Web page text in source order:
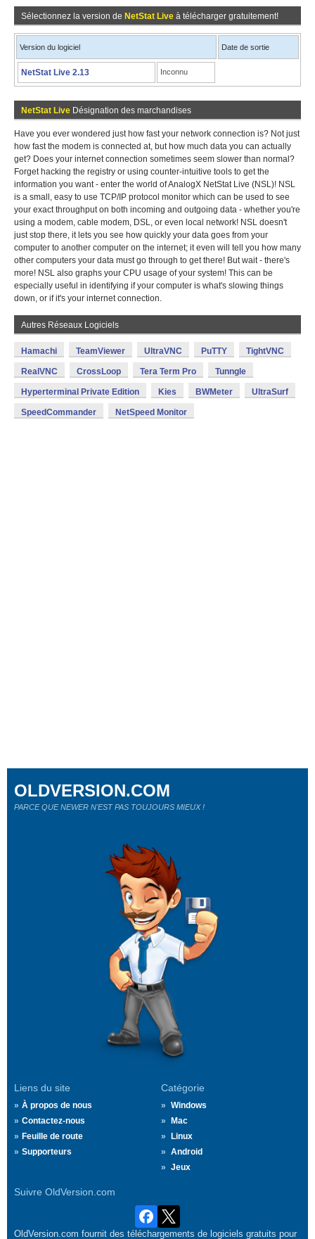
Sélectionnez la version de NetStat Live à télécharger gratuitement!
Version du logiciel Date de sortie
NetStat Live 2.13 Inconnu
NetStat Live Désignation des marchandises
Have you ever wondered just how fast your network connection is? Not just
how fast the modem is connected at, but how much data you can actually
get? Does your internet connection sometimes seem slower than normal?
Forget hacking the registry or using counter-intuitive tools to get the
information you want - enter the world of AnalogX NetStat Live (NSL)! NSL
is a small, easy to use TCP/IP protocol monitor which can be used to see
your exact throughput on both incoming and outgoing data - whether you're
using a modem, cable modem, DSL, or even local network! NSL doesn't
just stop there, it lets you see how quickly your data goes from your
computer to another computer on the internet; it even will tell you how many
other computers your data must go through to get there! But wait - there's
more! NSL also graphs your CPU usage of your system! This can be
especially useful in identifying if your computer is what's slowing things
down, or if it's your internet connection.
Autres Réseaux Logiciels
Hamachi TeamViewer UltraVNC PuTTY TightVNC
RealVNC CrossLoop Tera Term Pro Tunngle
Hyperterminal Private Edition Kies BWMeter UltraSurf
SpeedCommander NetSpeed Monitor
Liens du site
À propos de nous
Contactez-nous
Feuille de route
Supporteurs
Catégorie
Windows
Mac
Linux
Android
Jeux
Suivre OldVersion.com
OLDVERSION.COM
PARCE QUE NEWER N'EST PAS TOUJOURS MIEUX !
OldVersion.com fournit des téléchargements de logiciels gratuits pour